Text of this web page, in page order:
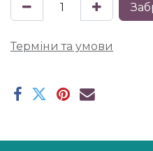
Терміни та умови